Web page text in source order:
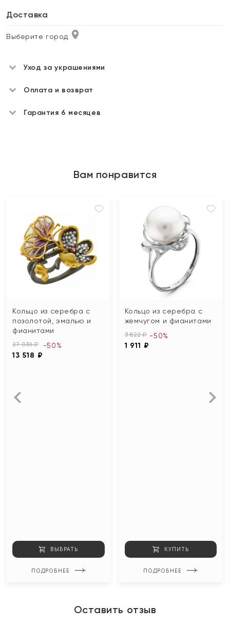
Доставка
Выберите город
Уход за украшениями
Оплата и возврат
Гарантия 6 месяцев
Вам понравится
Кольцо из серебра с
позолотой, эмалью и
фианитами
27 036 ₽
13 518 ₽
-50%
ВЫБРАТЬ
ПОДРОБНЕЕ
Кольцо из серебра с
жемчугом и фианитами
3 822 ₽
1 911 ₽
-50%
КУПИТЬ
ПОДРОБНЕЕ
Оставить отзыв